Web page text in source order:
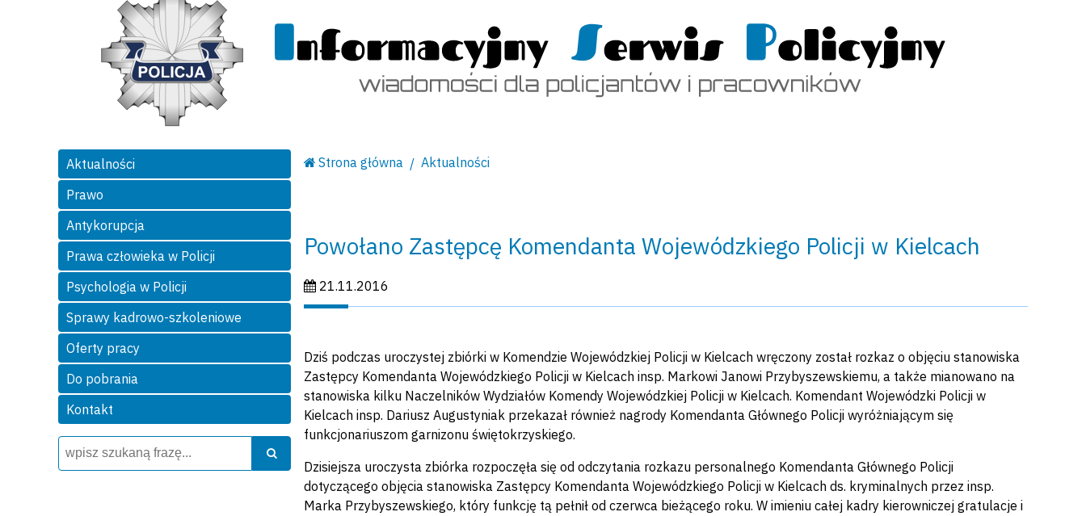
Aktualności
Prawo
Antykorupcja
Prawa człowieka w Policji
Psychologia w Policji
Sprawy kadrowo-szkoleniowe
Oferty pracy
Do pobrania
Kontakt
Wyszukiwarka
Szukaj
Strona główna Aktualności
Powołano Zastępcę Komendanta Wojewódzkiego Policji w Kielcach
Data publikacji:
21.11.2016
Dziś podczas uroczystej zbiórki w Komendzie Wojewódzkiej Policji w Kielcach wręczony został rozkaz o objęciu stanowiska
Zastępcy Komendanta Wojewódzkiego Policji w Kielcach insp. Markowi Janowi Przybyszewskiemu, a także mianowano na
stanowiska kilku Naczelników Wydziałów Komendy Wojewódzkiej Policji w Kielcach. Komendant Wojewódzki Policji w
Kielcach insp. Dariusz Augustyniak przekazał również nagrody Komendanta Głównego Policji wyróżniającym się
funkcjonariuszom garnizonu świętokrzyskiego.
Dzisiejsza uroczysta zbiórka rozpoczęła się od odczytania rozkazu personalnego Komendanta Głównego Policji
dotyczącego objęcia stanowiska Zastępcy Komendanta Wojewódzkiego Policji w Kielcach ds. kryminalnych przez insp.
Marka Przybyszewskiego, który funkcję tą pełnił od czerwca bieżącego roku. W imieniu całej kadry kierowniczej gratulacje i